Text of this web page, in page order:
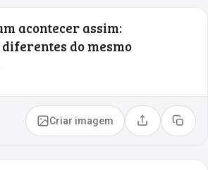
acontecer assim:
do mesmo
Criar imagem Compartilhar
Copiar